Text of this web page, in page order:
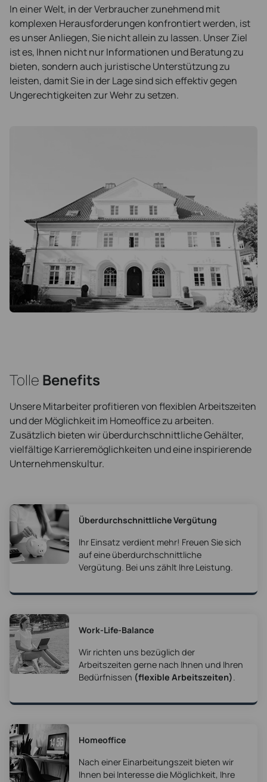
In einer Welt, in der Verbraucher zunehmend mit
komplexen Herausforderungen konfrontiert werden, ist
es unser Anliegen, Sie nicht allein zu lassen. Unser Ziel
ist es, Ihnen nicht nur Informationen und Beratung zu
bieten, sondern auch juristische Unterstützung zu
leisten, damit Sie in der Lage sind sich effektiv gegen
Ungerechtigkeiten zur Wehr zu setzen.
Tolle Benefits
Unsere Mitarbeiter profitieren von flexiblen Arbeitszeiten
und der Möglichkeit im Homeoffice zu arbeiten.
Zusätzlich bieten wir überdurchschnittliche Gehälter,
vielfältige Karrieremöglichkeiten und eine inspirierende
Unternehmenskultur.
Überdurchschnittliche Vergütung
Ihr Einsatz verdient mehr! Freuen Sie sich
auf eine überdurchschnittliche
Vergütung. Bei uns zählt Ihre Leistung.
Work-Life-Balance
Wir richten uns bezüglich der
Arbeitszeiten gerne nach Ihnen und Ihren
Bedürfnissen (flexible Arbeitszeiten).
Homeoffice
Nach einer Einarbeitungszeit bieten wir
Ihnen bei Interesse die Möglichkeit, Ihre